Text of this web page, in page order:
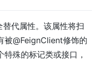
代属性。该属性将扫
被@FeignClient修饰的
殊的标记类或接口，